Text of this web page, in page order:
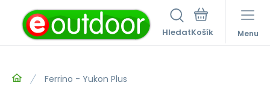
Hledat Menu
Ferrino - Yukon Plus